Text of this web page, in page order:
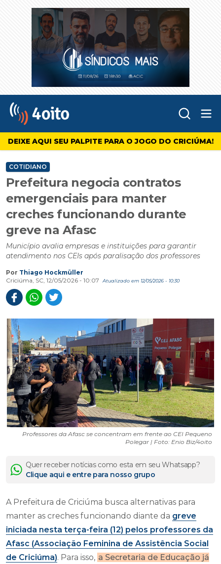
4oito
DEIXE AQUI SEU PALPITE PARA O JOGO DO CRICIÚMA!
COTIDIANO
Prefeitura negocia contratos
emergenciais para manter
creches funcionando durante
greve na Afasc
Município avalia empresas e instituições para garantir
atendimento nos CEIs após paralisação dos professores
Por Thiago Hockmüller
Criciúma, SC, 12/05/2026 - 10:07
Atualizado em 12/05/2026 - 10:30
Professores da Afasc se concentram em frente ao CEI Pequeno
Polegar | Foto: Enio Biz/4oito
Quer receber notícias como esta em seu Whatsapp?
Clique aqui e entre para nosso grupo
A Prefeitura de Criciúma busca alternativas para
manter as creches funcionando diante da greve
iniciada nesta terça-feira (12) pelos professores da
Afasc (Associação Feminina de Assistência Social
de Criciúma). Para isso, a Secretaria de Educação já